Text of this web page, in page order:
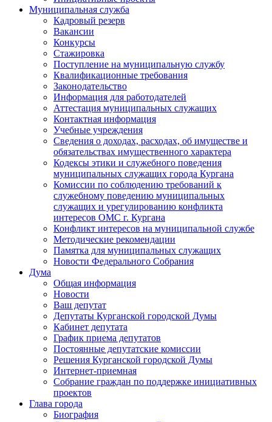
Муниципальная служба
Кадровый резерв
Вакансии
Конкурсы
Стажировка
Поступление на муниципальную службу
Квалификационные требования
Законодательство
Информация для работодателей
Аттестация муниципальных служащих
Контактная информация
Учебные учреждения
Сведения о доходах, расходах, об имуществе и
обязательствах имущественного характера
Кодексы этики и служебного поведения
муниципальных служащих города Кургана
Комиссии по соблюдению требований к
служебному поведению муниципальных
служащих и урегулированию конфликта
интересов ОМС г. Кургана
Конфликт интересов на муниципальной службе
Методические рекомендации
Памятка для муниципальных служащих
Новости Федерального Cобрания
Дума
Общая информация
Новости
Ваш депутат
Депутаты Курганской городской Думы
Кабинет депутата
График приема депутатов
Постоянные депутатские комиссии
Решения Курганской городской Думы
Интернет-приемная
Собрание граждан по поддержке инициативных
проектов
Глава города
Биография